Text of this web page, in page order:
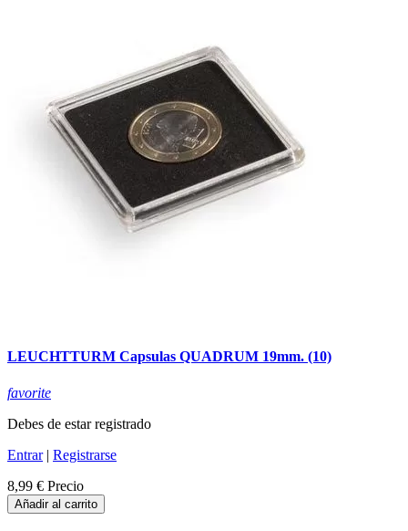
LEUCHTTURM Capsulas QUADRUM 19mm. (10)
favorite
Debes de estar registrado
Entrar| Registrarse
8,99 € Precio
Añadir al carrito